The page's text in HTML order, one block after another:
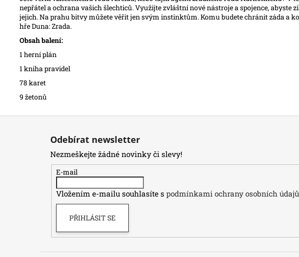
nepřátel a ochrana vašich šlechticů. Využijte zvláštní nové nástroje a spojence,
jejich. Na prahu bitvy můžete věřit jen svým instinktům. Komu budete chránit záda a
hře Duna: Zrada.
Obsah balení:
1 herní plán
1 kniha pravidel
78 karet
9 žetonů
Z
Odebírat newsletter
Nezmeškejte žádné novinky či slevy!
E-mail
Vložením e-mailu souhlasíte s podmínkami ochrany osobních údajů
PŘIHLÁSIT SE